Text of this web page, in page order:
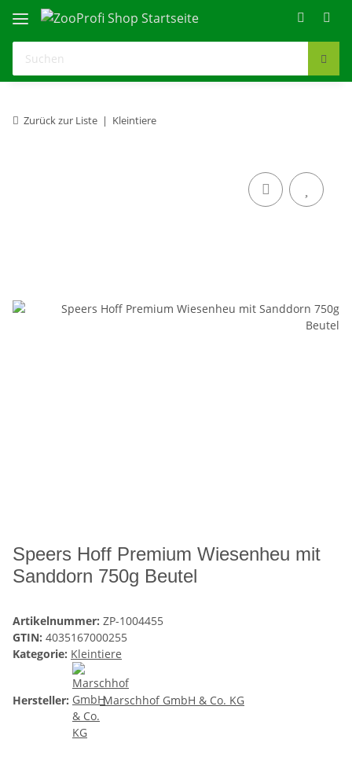
Zurück zur Liste Kleintiere
Speers Hoff Premium Wiesenheu mit
Sanddorn 750g Beutel
Artikelnummer: ZP-1004455
GTIN: 4035167000255
Kategorie: Kleintiere
Hersteller: Marschhof GmbH & Co. KG